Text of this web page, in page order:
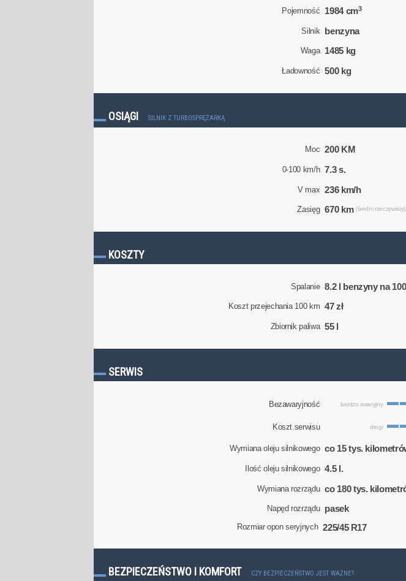
Pojemność 1984 cm3
Silnik benzyna
Waga 1485 kg
Ładowność 500 kg
OSIĄGI SILNIK Z TURBOSPRĘŻARKĄ
Moc 200 KM
0-100 km/h 7.3 s.
V max 236 km/h
Zasięg 670 km (średni rzeczywisty)
KOSZTY
Spalanie 8.2 l benzyny na
Koszt przejechania 100 km 47 zł
Zbiornik paliwa 55 l
SERWIS
Bezawaryjność bardzo awaryjny
Koszt serwisu drogi
Wymiana oleju silnikowego co 15 tys.
Ilość oleju silnikowego 4.5 l.
Wymiana rozrządu co 180 tys.
Napęd rozrządu pasek
Rozmiar opon seryjnych 225/45 R17
BEZPIECZEŃSTWO I KOMFORT CZY BEZPIECZEŃSTWO JEST WAŻNE?